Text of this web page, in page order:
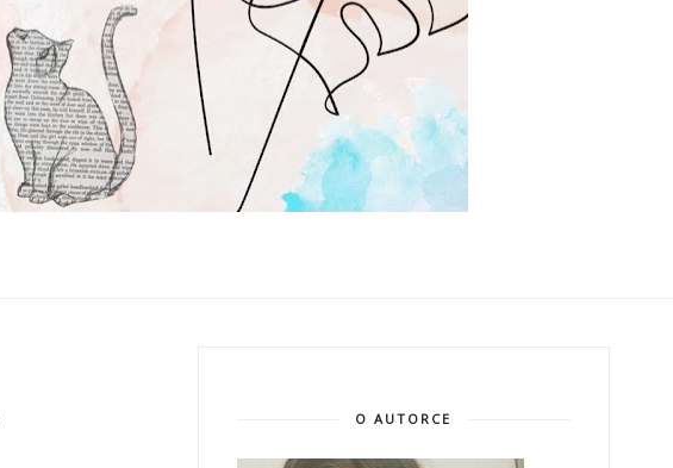
O AUTORCE